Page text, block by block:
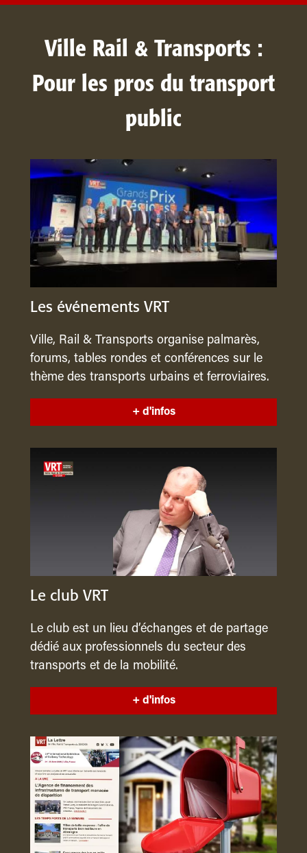
Ville Rail & Transports :
Pour les pros du transport
public
Les événements VRT
Ville, Rail & Transports organise palmarès,
forums, tables rondes et conférences sur le
thème des transports urbains et ferroviaires.
+ d'infos
Le club VRT
Le club est un lieu d’échanges et de partage
dédié aux professionnels du secteur des
transports et de la mobilité.
+ d'infos